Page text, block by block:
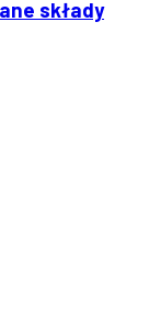
składy